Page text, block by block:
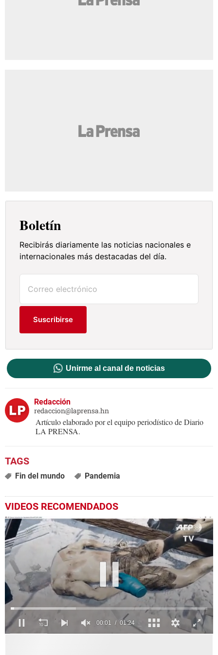
Boletín
Recibirás diariamente las noticias nacionales e
internacionales más destacadas del día.
Suscribirse
Unirme al canal de noticias
Redacción
redaccion@laprensa.hn
Artículo elaborado por el equipo periodístico de Diario
LA PRENSA.
Fin del mundo Pandemia
VIDEOS RECOMENDADOS